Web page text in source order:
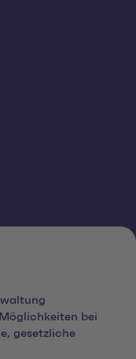
bei
gesetzliche